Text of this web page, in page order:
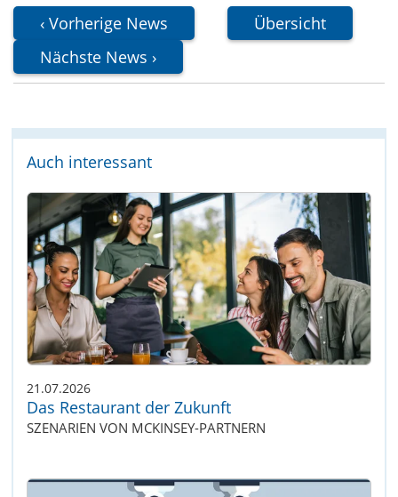
Vorherige News
Übersicht
Nächste News
Auch interessant
21.07.2026
Das Restaurant der Zukunft
SZENARIEN VON MCKINSEY-PARTNERN